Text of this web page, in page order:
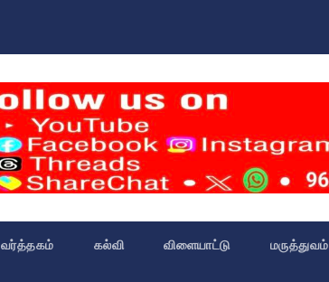
வர்த்தகம் கல்வி விளையாட்டு மருத்துவம்